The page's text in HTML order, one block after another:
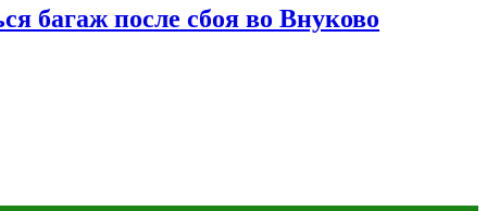
багаж после сбоя во Внуково